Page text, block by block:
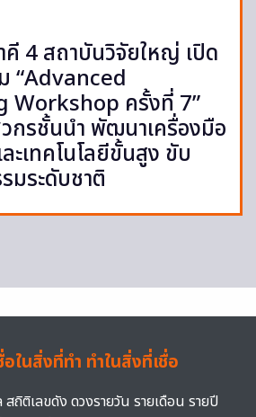
4 สถาบันวิจัยใหญ่ เปิด
“Advanced
Workshop ครั้งที่ 7”
กรชั้นนำ พัฒนาเครื่องมือ
ะเทคโนโลยีขั้นสูง ขับ
มระดับชาติ
ในสิ่งที่ทำ ทำในสิ่งที่เชื่อ
ถิติเลขดัง ดวงรายวัน รายเดือน รายปี